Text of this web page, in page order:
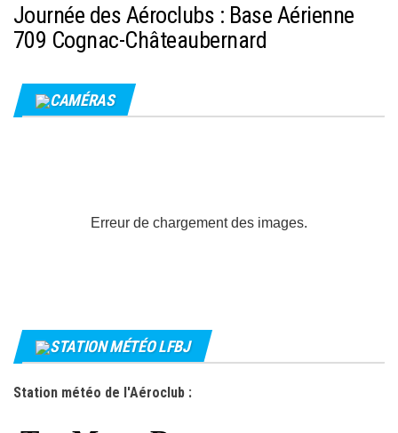
Journée des Aéroclubs : Base Aérienne
709 Cognac-Châteaubernard
CAMÉRAS
Erreur de chargement des images.
STATION MÉTÉO LFBJ
Station météo de l'Aéroclub :